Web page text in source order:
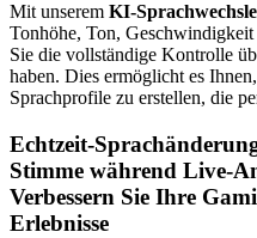
Mit unserem KI-
Tonhöhe, Ton,
Sie die vollständige Kontrolle
haben. Dies ermöglicht es
Sprachprofile zu erstellen, die
Echtzeit-
Stimme während Live-
Verbessern Sie Ihre
Erlebnisse